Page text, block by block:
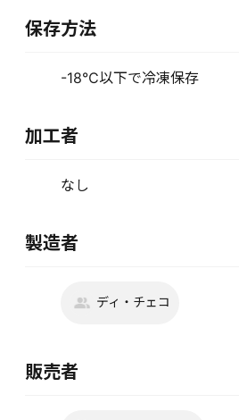
保存方法
-18℃以下で冷凍保存
加工者
なし
製造者
ディ・チェコ
販売者